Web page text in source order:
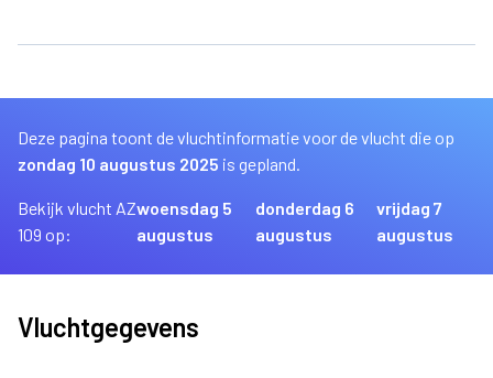
Deze pagina toont de vluchtinformatie voor de vlucht die op
zondag 10 augustus 2025 is gepland.
Bekijk vlucht AZ
109 op:
woensdag 5
augustus
donderdag 6
augustus
vrijdag 7
augustus
Vluchtgegevens